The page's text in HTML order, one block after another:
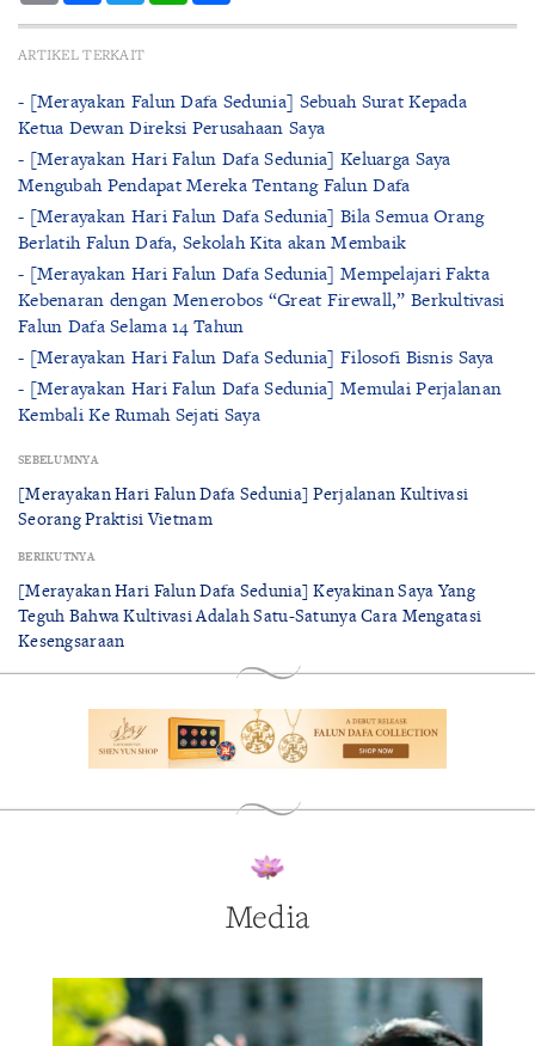
ARTIKEL TERKAIT
- [Merayakan Falun Dafa Sedunia] Sebuah Surat Kepada
Ketua Dewan Direksi Perusahaan Saya
- [Merayakan Hari Falun Dafa Sedunia] Keluarga Saya
Mengubah Pendapat Mereka Tentang Falun Dafa
- [Merayakan Hari Falun Dafa Sedunia] Bila Semua Orang
Berlatih Falun Dafa, Sekolah Kita akan Membaik
- [Merayakan Hari Falun Dafa Sedunia] Mempelajari Fakta
Kebenaran dengan Menerobos “Great Firewall,” Berkultivasi
Falun Dafa Selama 14 Tahun
- [Merayakan Hari Falun Dafa Sedunia] Filosofi Bisnis Saya
- [Merayakan Hari Falun Dafa Sedunia] Memulai Perjalanan
Kembali Ke Rumah Sejati Saya
SEBELUMNYA
[Merayakan Hari Falun Dafa Sedunia] Perjalanan Kultivasi
Seorang Praktisi Vietnam
BERIKUTNYA
[Merayakan Hari Falun Dafa Sedunia] Keyakinan Saya Yang
Teguh Bahwa Kultivasi Adalah Satu-Satunya Cara Mengatasi
Kesengsaraan
Media